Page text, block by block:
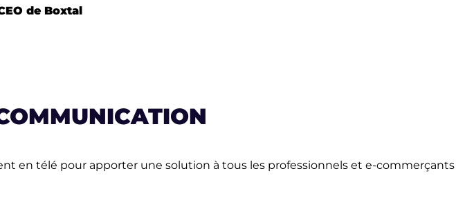
de Boxtal
en télé pour apporter une solution à tous les professionnels et e-commerçants